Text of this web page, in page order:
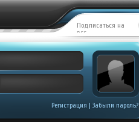
Подписаться на
RSS
Регистрация | Забыли пароль?